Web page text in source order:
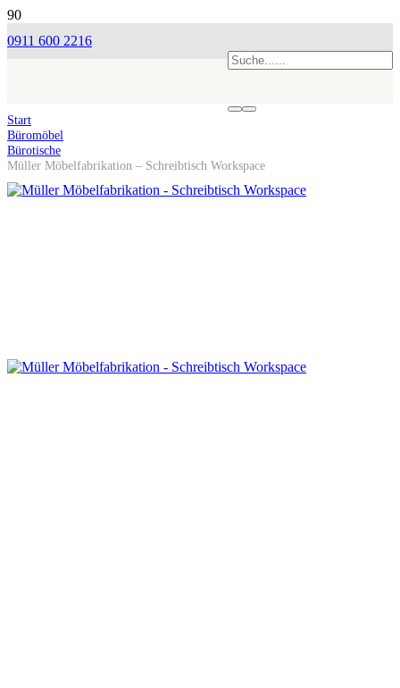
0911 600 2216
Start
Büromöbel
Bürotische
Müller Möbelfabrikation – Schreibtisch Workspace